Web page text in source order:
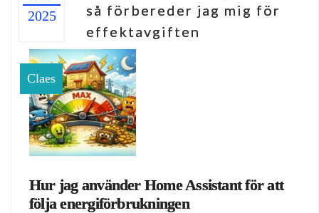
2025
så förbereder jag mig för
effektavgiften
Claes
Hur jag använder Home Assistant för att
följa energiförbrukningen